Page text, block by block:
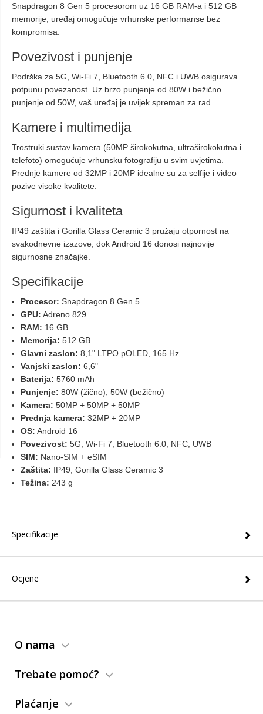
Snapdragon 8 Gen 5 procesorom uz 16 GB RAM-a i 512 GB
memorije, uređaj omogućuje vrhunske performanse bez
kompromisa.
Povezivost i punjenje
Podrška za 5G, Wi-Fi 7, Bluetooth 6.0, NFC i UWB osigurava
potpunu povezanost. Uz brzo punjenje od 80W i bežično
punjenje od 50W, vaš uređaj je uvijek spreman za rad.
Kamere i multimedija
Trostruki sustav kamera (50MP širokokutna, ultraširokokutna i
telefoto) omogućuje vrhunsku fotografiju u svim uvjetima.
Prednje kamere od 32MP i 20MP idealne su za selfije i video
pozive visoke kvalitete.
Sigurnost i kvaliteta
IP49 zaštita i Gorilla Glass Ceramic 3 pružaju otpornost na
svakodnevne izazove, dok Android 16 donosi najnovije
sigurnosne značajke.
Specifikacije
Procesor: Snapdragon 8 Gen 5
GPU: Adreno 829
RAM: 16 GB
Memorija: 512 GB
Glavni zaslon: 8,1" LTPO pOLED, 165 Hz
Vanjski zaslon: 6,6"
Baterija: 5760 mAh
Punjenje: 80W (žično), 50W (bežično)
Kamera: 50MP + 50MP + 50MP
Prednja kamera: 32MP + 20MP
OS: Android 16
Povezivost: 5G, Wi-Fi 7, Bluetooth 6.0, NFC, UWB
SIM: Nano-SIM + eSIM
Zaštita: IP49, Gorilla Glass Ceramic 3
Težina: 243 g
Specifikacije
Ocjene
O nama
Trebate pomoć?
Plaćanje